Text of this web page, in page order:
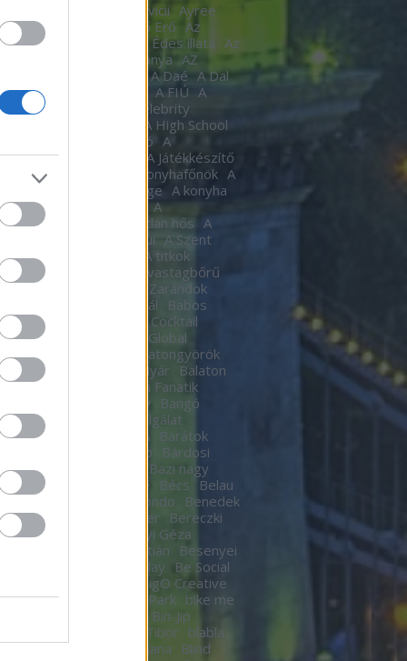
avicii Ayree
Az angyal Az ébredő Erő Az
a nappalod
Az élet Édes illata Az
Az Év Háziasszonya AZ
A Daé A Dal
A férjem védelmében A FIÚ A
A fogoly
A Gozsdu Celebrity
A High School
A Hindenburg léghajó A
a játékkészítő
A Játékkészítő
A Kocka A konyhafőnök A
A konyha Ördöge A konyha
A lámpagyújtogatók
A
A láthatatlan hős A
A pokol kapui A Szent
A templomos lovagok
A titkok
A torony hősei
A vastagbőrű
A vörös oroszlán
A Zarándok
B.my.Lake Fesztivál
Babos
baby
Bacardí Legacy Cocktail
Bacardí Legacy Global
Balance
Balatongyörök
Hacacáré
Balatoni Nyár
Balaton
Balázsy Panna
Balkán Fanatik
Baló György
Bangó
Baptista Szeretetszolgálat
BUBORÉKTORTA Barátok
Barba Negra Music Club
Bárdosi
Bartendaz Hungary
Bazi nagy
lagzik
Bebe Bécs
Belau
Belmondo
Benedek
Ben Kingsley Ben Stiller
Bereczki
Berek Kati
Bereményi Géza
Tamás
Berki Krisztián
Besenyei
Betty Barclay
Be Social
BigO Creative
Big Time Rush Bikás Park bike me
Bin-Jip
Bitskey Tibor blabla
Cabaret
Blahalouisiana
Blind